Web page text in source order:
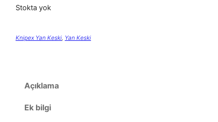
a
n
k
i
Stokta yok
Knipex Yan Keski, Yan Keski
Açıklama
Ek bilgi